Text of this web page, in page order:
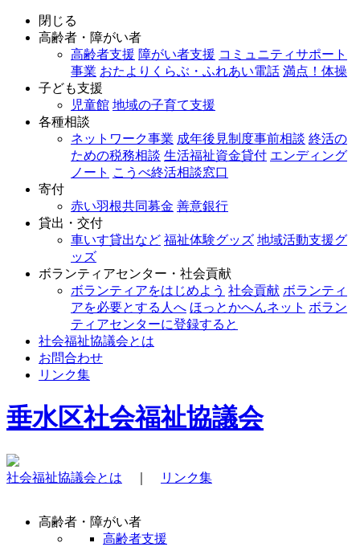
閉じる
高齢者・障がい者
高齢者支援 障がい者支援 コミュニティサポート
事業 おたよりくらぶ・ふれあい電話 満点！体操
子ども支援
児童館 地域の子育て支援
各種相談
ネットワーク事業 成年後見制度事前相談 終活の
ための税務相談 生活福祉資金貸付 エンディング
ノート こうべ終活相談窓口
寄付
赤い羽根共同募金 善意銀行
貸出・交付
車いす貸出など 福祉体験グッズ 地域活動支援グ
ッズ
ボランティアセンター・社会貢献
ボランティアをはじめよう 社会貢献 ボランティ
アを必要とする人へ ほっとかへんネット ボラン
ティアセンターに登録すると
社会福祉協議会とは
お問合わせ
リンク集
垂水区社会福祉協議会
社会福祉協議会とは リンク集
高齢者・障がい者
高齢者支援